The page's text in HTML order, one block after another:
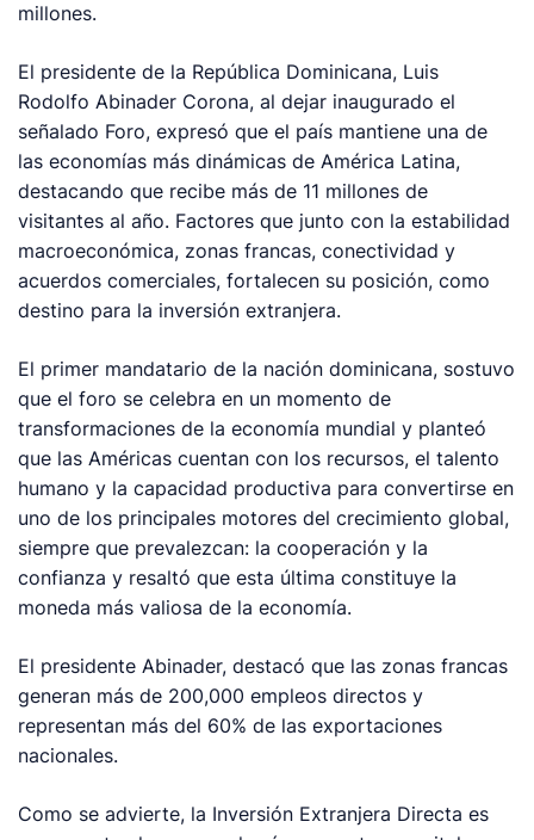
millones.
El presidente de la República Dominicana, Luis
Rodolfo Abinader Corona, al dejar inaugurado el
señalado Foro, expresó que el país mantiene una de
las economías más dinámicas de América Latina,
destacando que recibe más de 11 millones de
visitantes al año. Factores que junto con la estabilidad
macroeconómica, zonas francas, conectividad y
acuerdos comerciales, fortalecen su posición, como
destino para la inversión extranjera.
El primer mandatario de la nación dominicana, sostuvo
que el foro se celebra en un momento de
transformaciones de la economía mundial y planteó
que las Américas cuentan con los recursos, el talento
humano y la capacidad productiva para convertirse en
uno de los principales motores del crecimiento global,
siempre que prevalezcan: la cooperación y la
confianza y resaltó que esta última constituye la
moneda más valiosa de la economía.
El presidente Abinader, destacó que las zonas francas
generan más de 200,000 empleos directos y
representan más del 60% de las exportaciones
nacionales.
Como se advierte, la Inversión Extranjera Directa es